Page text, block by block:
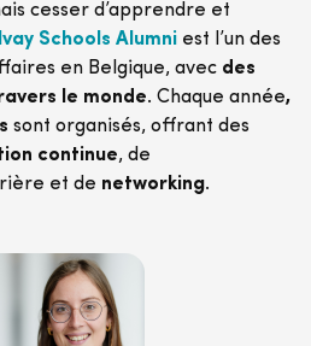
cesser d’apprendre et
Schools Alumni est l’un des
en Belgique, avec des
le monde. Chaque année,
sont organisés, offrant des
continue, de
et de networking.